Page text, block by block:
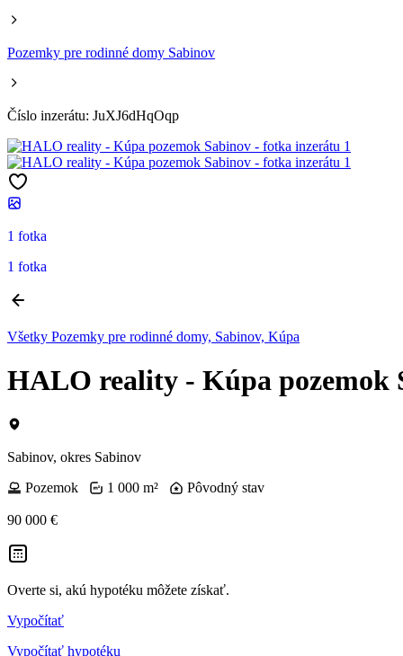
Pozemky pre rodinné domy Sabinov
Číslo inzerátu: JuXJ6dHqOqp
1 fotka
1 fotka
Všetky Pozemky pre rodinné domy, Sabinov, Kúpa
HALO reality - Kúpa pozemok
Sabinov, okres Sabinov
Pozemok
1 000 m² Pôvodný stav
90 000 €
Overte si, akú hypotéku môžete získať.
Vypočítať
Vypočítať hypotéku